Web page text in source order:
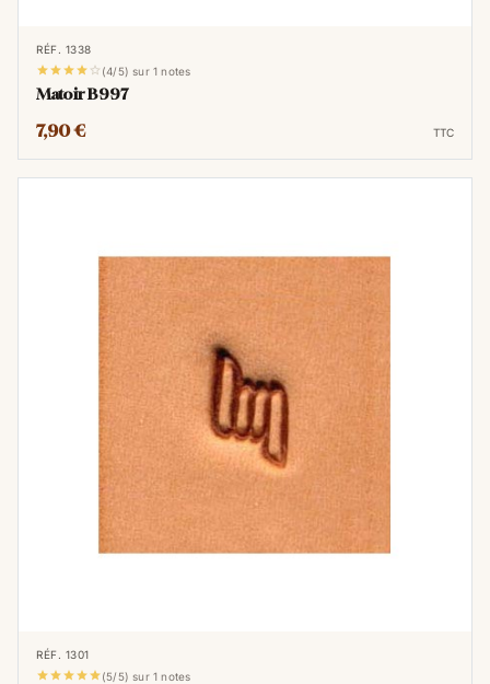
RÉF. 1338
  (4/5) sur 1 notes
Matoir B997
7,90 € TTC
RÉF. 1301
(5/5) sur 1 notes